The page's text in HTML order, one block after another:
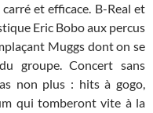
et efficace. B-Real et
Eric Bobo aux percus
Muggs dont on se
groupe. Concert sans
non plus : hits à gogo,
qui tomberont vite à la